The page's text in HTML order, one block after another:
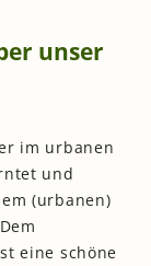
unser
im urbanen
und
(urbanen)
eine schöne